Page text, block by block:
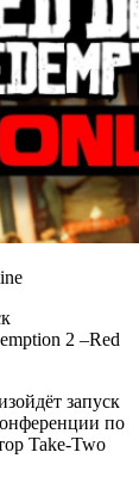
2 –Red
запуск
по
Take-Two